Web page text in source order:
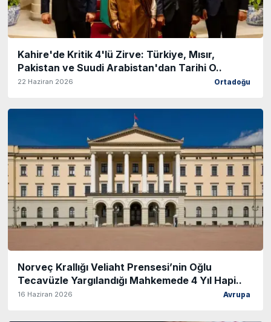
Kahire'de Kritik 4'lü Zirve: Türkiye, Mısır,
Pakistan ve Suudi Arabistan'dan Tarihi O..
22 Haziran 2026 Ortadoğu
Norveç Krallığı Veliaht Prensesi’nin Oğlu
Tecavüzle Yargılandığı Mahkemede 4 Yıl Hapi..
16 Haziran 2026 Avrupa